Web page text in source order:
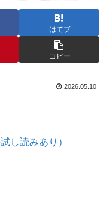
はてブ
コピー
2026.05.10
し読みあり）